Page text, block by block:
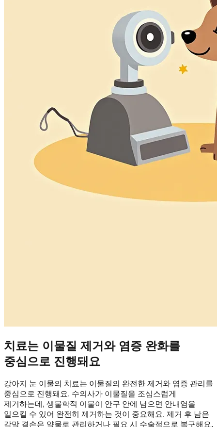
치료는 이물질 제거와 염증 완화를
중심으로 진행돼요
강아지 눈 이물의 치료는 이물질의 완전한 제거와 염증 관리를
중심으로 진행돼요. 수의사가 이물질을 조심스럽게
제거하는데, 생물학적 이물이 안구 안에 남으면 안내염을
일으킬 수 있어 완전히 제거하는 것이 중요해요. 제거 후 남은
각막 결손은 약물로 관리하거나 필요 시 수술적으로 복구해요.